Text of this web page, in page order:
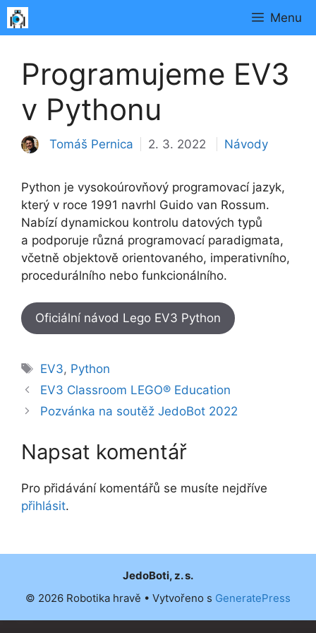
Přeskočit
na
Menu
Programujeme EV3
v Pythonu
Tomáš Pernica 2. 3. 2022 Rubriky
Návody
Python je vysokoúrovňový programovací jazyk,
který v roce 1991 navrhl Guido van Rossum.
Nabízí dynamickou kontrolu datových typů
a podporuje různá programovací paradigmata,
včetně objektově orientovaného, imperativního,
procedurálního nebo funkcionálního.
Oficiální návod Lego EV3 Python
Štítky
EV3, Python
EV3 Classroom LEGO® Education
Pozvánka na soutěž JedoBot 2022
Napsat komentář
Pro přidávání komentářů se musíte nejdříve
přihlásit.
JedoBoti, z. s.
© 2026 Robotika hravě • Vytvořeno s GeneratePress